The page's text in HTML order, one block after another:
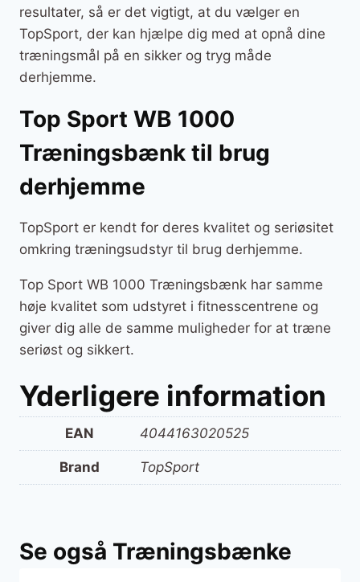
resultater, så er det vigtigt, at du vælger en
TopSport, der kan hjælpe dig med at opnå dine
træningsmål på en sikker og tryg måde
derhjemme.
Top Sport WB 1000
Træningsbænk til brug
derhjemme
TopSport er kendt for deres kvalitet og seriøsitet
omkring træningsudstyr til brug derhjemme.
Top Sport WB 1000 Træningsbænk har samme
høje kvalitet som udstyret i fitnesscentrene og
giver dig alle de samme muligheder for at træne
seriøst og sikkert.
Yderligere information
EAN 4044163020525
Brand TopSport
Se også Træningsbænke